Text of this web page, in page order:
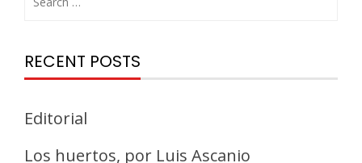
RECENT POSTS
Editorial
Los huertos, por Luis Ascanio